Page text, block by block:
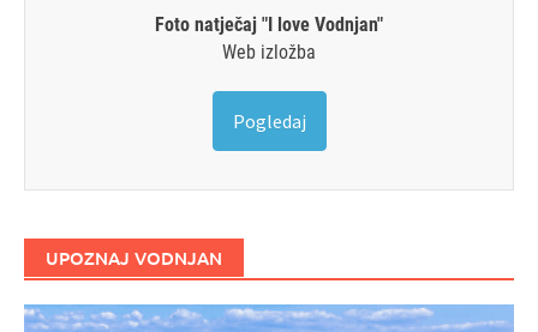
Foto natječaj "I love Vodnjan"
Web izložba
Pogledaj
UPOZNAJ VODNJAN